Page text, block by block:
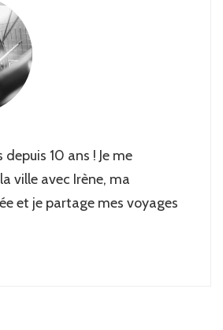
depuis 10 ans ! Je me
ville avec Irène, ma
et je partage mes voyages